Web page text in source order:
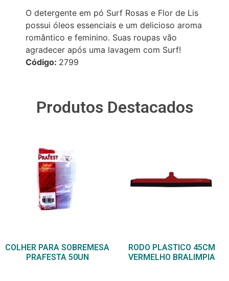
O detergente em pó Surf Rosas e Flor de Lis
possui óleos essenciais e um delicioso aroma
romântico e feminino. Suas roupas vão
agradecer após uma lavagem com Surf!
Código: 2799
Produtos Destacados
COLHER PARA SOBREMESA
PRAFESTA 50UN
RODO PLASTICO 45CM
VERMELHO BRALIMPIA